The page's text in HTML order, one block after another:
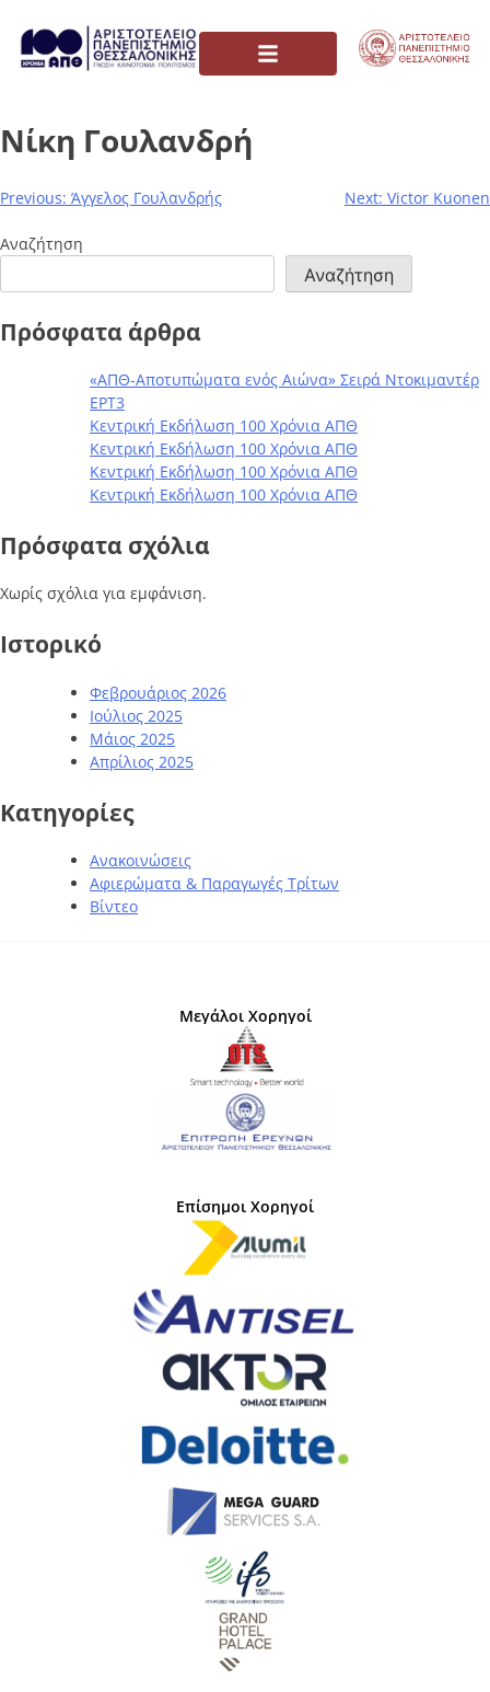
Νίκη Γουλανδρή
Previous: Άγγελος Γουλανδρής Next: Victor Kuonen
Αναζήτηση
Αναζήτηση
Πρόσφατα άρθρα
«ΑΠΘ-Αποτυπώματα ενός Αιώνα» Σειρά Ντοκιμαντέρ
ΕΡΤ3
Κεντρική Εκδήλωση 100 Χρόνια ΑΠΘ
Κεντρική Εκδήλωση 100 Χρόνια ΑΠΘ
Κεντρική Εκδήλωση 100 Χρόνια ΑΠΘ
Κεντρική Εκδήλωση 100 Χρόνια ΑΠΘ
Πρόσφατα σχόλια
Χωρίς σχόλια για εμφάνιση.
Ιστορικό
Φεβρουάριος 2026
Ιούλιος 2025
Μάιος 2025
Απρίλιος 2025
Kατηγορίες
Ανακοινώσεις
Αφιερώματα & Παραγωγές Τρίτων
Βίντεο
Μεγάλοι Χορηγοί
Επίσημοι Χορηγοί